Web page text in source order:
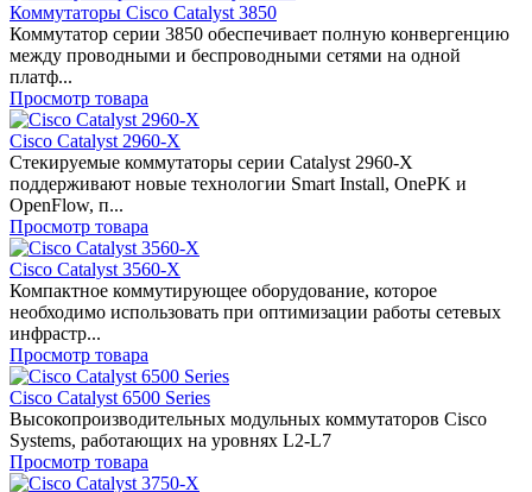
Коммутаторы Cisco Catalyst 3850
Коммутатор серии 3850 обеспечивает полную конвергенцию
между проводными и беспроводными сетями на одной
платф...
Просмотр товара
Cisco Catalyst 2960-X
Стекируемые коммутаторы серии Catalyst 2960-X
поддерживают новые технологии Smart Install, OnePK и
OpenFlow, п...
Просмотр товара
Cisco Catalyst 3560-X
Компактное коммутирующее оборудование, которое
необходимо использовать при оптимизации работы сетевых
инфрастр...
Просмотр товара
Cisco Catalyst 6500 Series
Высокопроизводительных модульных коммутаторов Cisco
Systems, работающих на уровнях L2-L7
Просмотр товара